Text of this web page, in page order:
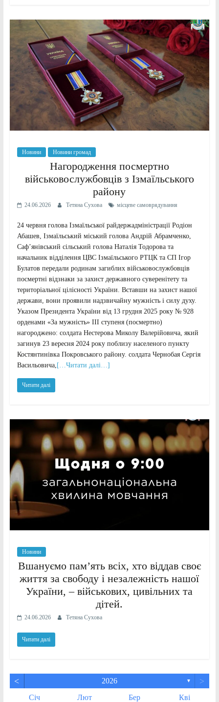
Новини Новини громад
Нагородження посмертно
військовослужбовців з Ізмаїльського
району
24.06.2026 Тетяна Сухова місцеве самоврядування
24 червня голова Ізмаїльської райдержадміністрації Родіон
Абашев, Ізмаїльський міський голова Андрій Абрамченко,
Саф’янівський сільський голова Наталія Тодорова та
начальник відділення ЦВС Ізмаїльського РТЦК та СП Ігор
Булатов передали родинам загиблих військовослужбовців
посмертні відзнаки за захист державного суверенітету та
територіальної цілісності України. Вставши на захист нашої
держави, вони проявили надзвичайну мужність і силу духу.
Указом Президента України від 13 грудня 2025 року № 928
орденами «За мужність» ІІІ ступеня (посмертно)
нагороджено: солдата Нестерова Миколу Валерійовича, який
загинув 23 вересня 2024 року поблизу населеного пункту
Костянтинівка Покровського району. солдата Чернобая Сергія
Васильовича, […Читати далі…]
Читати далі
Новини
Вшануємо памʼять всіх, хто віддав своє
життя за свободу і незалежність нашої
України, – військових, цивільних та
дітей.
24.06.2026 Тетяна Сухова
Читати далі
< 2026 ▼ >
Січ
Лют
Бер
Кві